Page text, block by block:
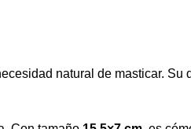
natural de masticar. Su